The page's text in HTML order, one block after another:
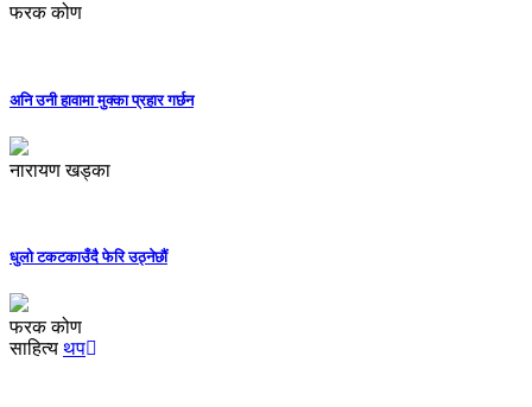
फरक कोण
अनि उनी हावामा मुक्का प्रहार गर्छन
नारायण खड्का
धुलो टकटकाउँदै फेरि उठ्नेछौं
फरक कोण
साहित्य थप